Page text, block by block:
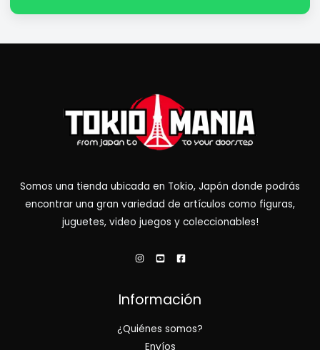
Somos una tienda ubicada en Tokio, Japón donde podrás
encontrar una gran variedad de artículos como figuras,
juguetes, video juegos y coleccionables!
Información
¿Quiénes somos?
Envíos